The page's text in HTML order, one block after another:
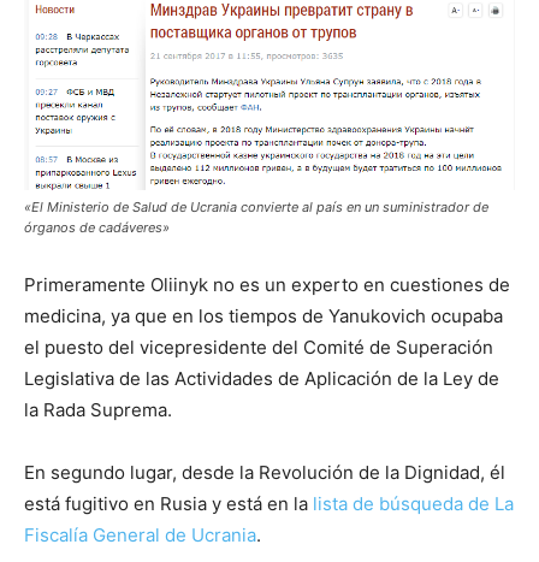
«El Ministerio de Salud de Ucrania convierte al país en un suministrador de
órganos de cadáveres»
Primeramente Oliinyk no es un experto en cuestiones de
medicina, ya que en los tiempos de Yanukovich ocupaba
el puesto del vicepresidente del Comité de Superación
Legislativa de las Actividades de Aplicación de la Ley de
la Rada Suprema.
En segundo lugar, desde la Revolución de la Dignidad, él
está fugitivo en Rusia y está en la lista de búsqueda de La
Fiscalía General de Ucrania.